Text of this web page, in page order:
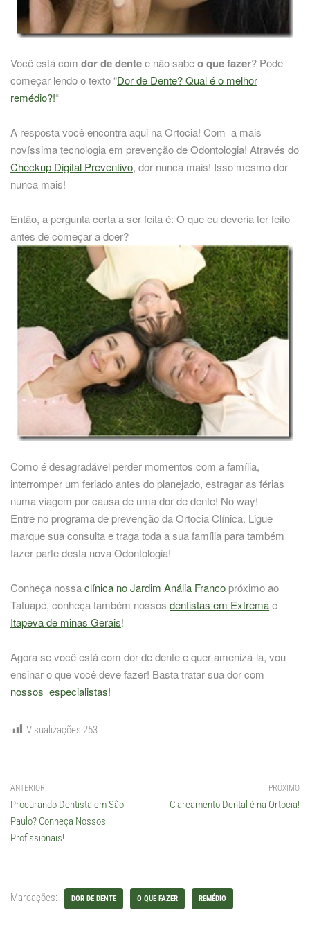
Você está com dor de dentee não sabeo que fazer? Pode
começar lendo o texto “Dor de Dente? Qual é o melhor
remédio?!“
A resposta você encontra aqui na Ortocia! Com a mais
novíssima tecnologia em prevenção de Odontologia! Através do
Checkup Digital Preventivo, dor nunca mais! Isso mesmo dor
nunca mais!
Então, a pergunta certa a ser feita é: O que eu deveria ter feito
antes de começar a doer?
Como é desagradável perder momentos com a família,
interromper um feriado antes do planejado, estragar as férias
numa viagem por causa de uma dor de dente! No way!
Entre no programa de prevenção da Ortocia Clínica. Ligue
marque sua consulta e traga toda a sua família para também
fazer parte desta nova Odontologia!
Conheça nossaclínica no Jardim Anália Franco próximo ao
Tatuapé, conheça também nossos dentistas em Extremae
Itapeva de minas Gerais!
Agora se você está com dor de dente e quer amenizá-la, vou
ensinar o que você deve fazer! Basta tratar sua dor com
nossos especialistas!
Visualizações 253
ANTERIOR
Procurando Dentista em São
Paulo? Conheça Nossos
Profissionais!
PRÓXIMO
Clareamento Dental é na Ortocia!
Marcações: DOR DE DENTE O QUE FAZER REMÉDIO